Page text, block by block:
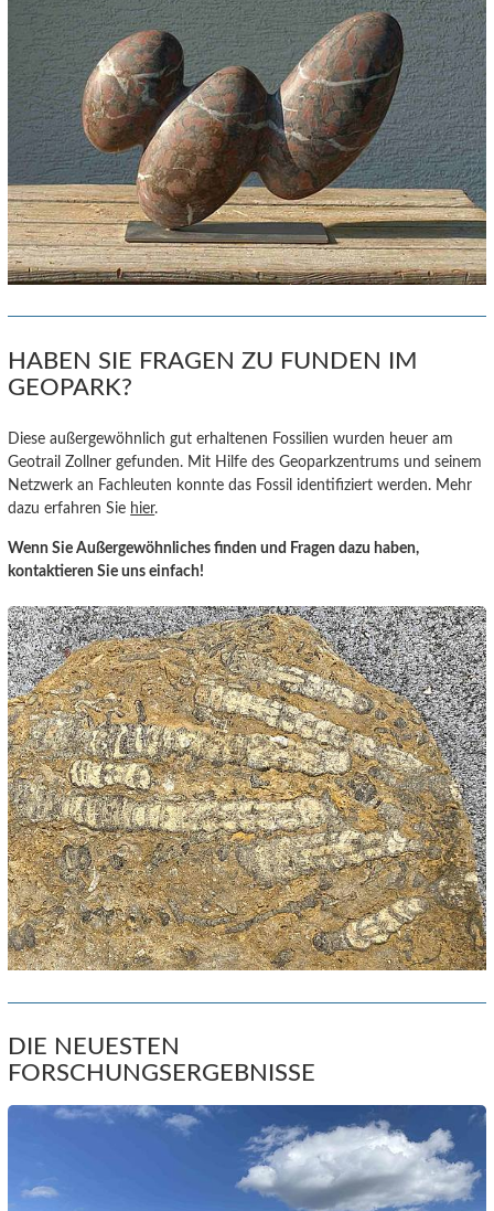
HABEN SIE FRAGEN ZU FUNDEN IM
GEOPARK?
Diese außergewöhnlich gut erhaltenen Fossilien wurden heuer am
Geotrail Zollner gefunden. Mit Hilfe des Geoparkzentrums und seinem
Netzwerk an Fachleuten konnte das Fossil identifiziert werden. Mehr
dazu erfahren Sie hier.
Wenn Sie Außergewöhnliches finden und Fragen dazu haben,
kontaktieren Sie uns einfach!
DIE NEUESTEN
FORSCHUNGSERGEBNISSE